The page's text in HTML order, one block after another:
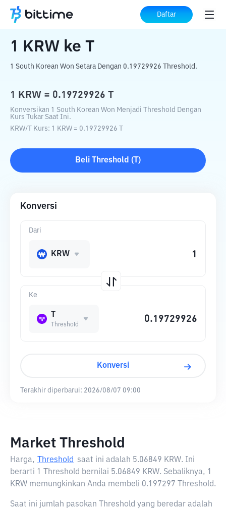
Daftar
Beranda Konverter Kripto ke
1 KRW ke T
1 South Korean Won Setara Dengan 0.19729926 Threshold.
1 KRW = 0.19729926 T
Konversikan 1 South Korean Won Menjadi Threshold Dengan
Kurs Tukar Saat Ini.
KRW/ Kurs: 1 KRW = 0.19729926
Beli Threshold ( )
Konversi
Ke
Threshold
Dari
KRW
Konversi
Terakhir diperbarui: 2026/08/07 09:00
Market Threshold
Harga, Threshold saat ini adalah 5.06849 KRW. Ini
berarti 1 Threshold bernilai 5.06849 KRW. Sebaliknya, 1
KRW memungkinkan Anda membeli 0.197297 Threshold.
Saat ini jumlah pasokan Threshold yang beredar adalah